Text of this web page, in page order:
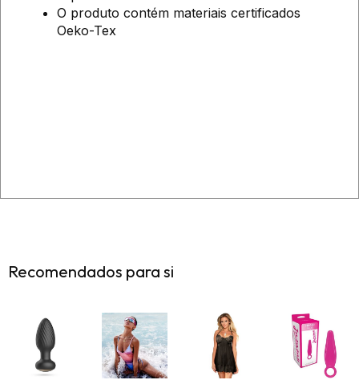
O produto contém materiais certificados
Oeko-Tex
Recomendados para si